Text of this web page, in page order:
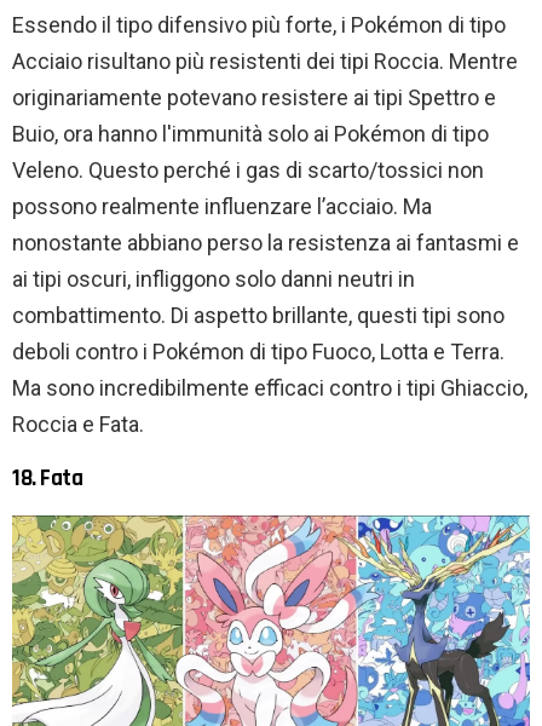
Essendo il tipo difensivo più forte, i Pokémon di tipo
Acciaio risultano più resistenti dei tipi Roccia. Mentre
originariamente potevano resistere ai tipi Spettro e
Buio, ora hanno l'immunità solo ai Pokémon di tipo
Veleno. Questo perché i gas di scarto/tossici non
possono realmente influenzare l’acciaio. Ma
nonostante abbiano perso la resistenza ai fantasmi e
ai tipi oscuri, infliggono solo danni neutri in
combattimento. Di aspetto brillante, questi tipi sono
deboli contro i Pokémon di tipo Fuoco, Lotta e Terra.
Ma sono incredibilmente efficaci contro i tipi Ghiaccio,
Roccia e Fata.
18. Fata